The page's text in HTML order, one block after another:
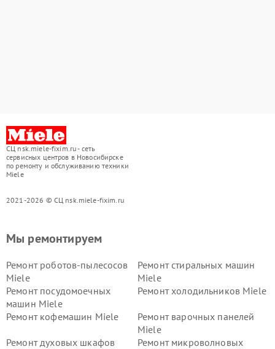
СЦ nsk.miele-fixim.ru - сеть
сервисных центров в Новосибирске
по ремонту и обслуживанию техники
Miele
2021-2026 © СЦ nsk.miele-fixim.ru
Мы ремонтируем
Ремонт роботов-пылесосов
Miele
Ремонт стиральных машин
Miele
Ремонт посудомоечных
машин Miele
Ремонт холодильников Miele
Ремонт кофемашин Miele
Ремонт варочных панелей
Miele
Ремонт духовых шкафов
Ремонт микроволновых